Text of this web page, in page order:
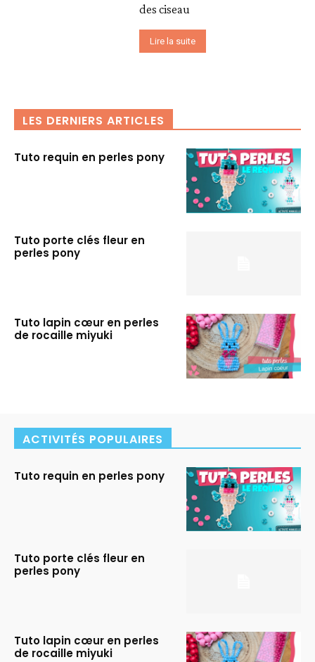
des ciseau
Lire la suite
LES DERNIERS ARTICLES
Tuto requin en perles pony
Tuto porte clés fleur en
perles pony
Tuto lapin cœur en perles
de rocaille miyuki
ACTIVITÉS POPULAIRES
Tuto requin en perles pony
Tuto porte clés fleur en
perles pony
Tuto lapin cœur en perles
de rocaille miyuki